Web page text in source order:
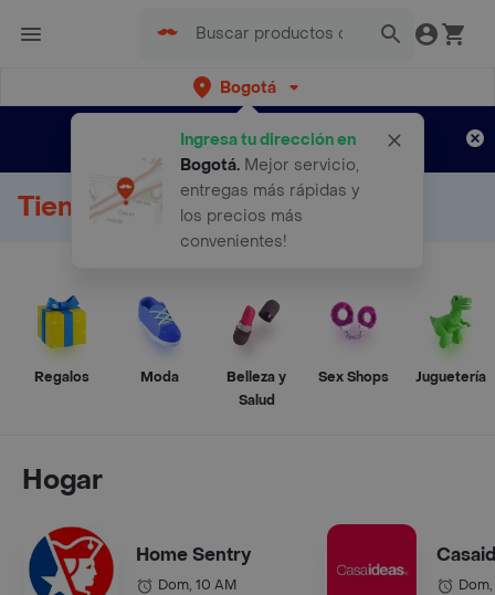
Bogotá
Ingresa tu dirección en
Bogotá. Mejor servicio,
entregas más rápidas y
los precios más
convenientes!
envíos gratis por semanas
Aplican TyC
Tienda Online
Regalos Moda
Belleza y
Salud
Sex Shops Juguetería
Hogar
Home Sentry
Dom, 10 AM